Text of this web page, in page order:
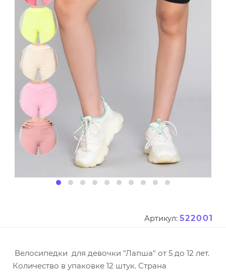
Артикул: 522001
Велосипедки для девочки "Лапша" от 5 до 12 лет.
Количество в упаковке 12 штук. Страна